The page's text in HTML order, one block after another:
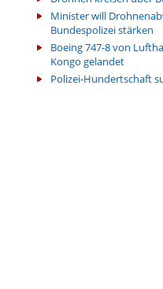
Minister will
Bundespolizei stärken
Boeing 747-8 von
Kongo gelandet
Polizei-Hundertschaft